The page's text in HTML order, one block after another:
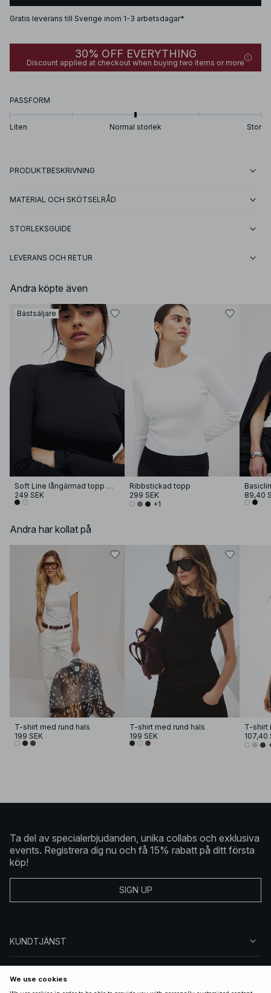
Gratis leverans till Sverige inom 1-3 arbetsdagar*
30% OFF EVERYTHING
Discount applied at checkout when buying two items or more
PASSFORM
Liten Normal storlek Stor
PRODUKTBESKRIVNING
MATERIAL OCH SKÖTSELRÅD
STORLEKSGUIDE
LEVERANS OCH RETUR
Andra köpte även
Bästsäljare
Soft Line långärmad topp med tratthals
249 SEK
Ribbstickad topp
299 SEK
+1
89,40
Andra har kollat på
T-shirt med rund hals
199 SEK
T-shirt med rund hals
199 SEK
107,40
Ta del av specialerbjudanden, unika collabs och exklusiva
events. Registrera dig nu och få 15% rabatt på ditt första
köp!
SIGN UP
KUNDTJÄNST